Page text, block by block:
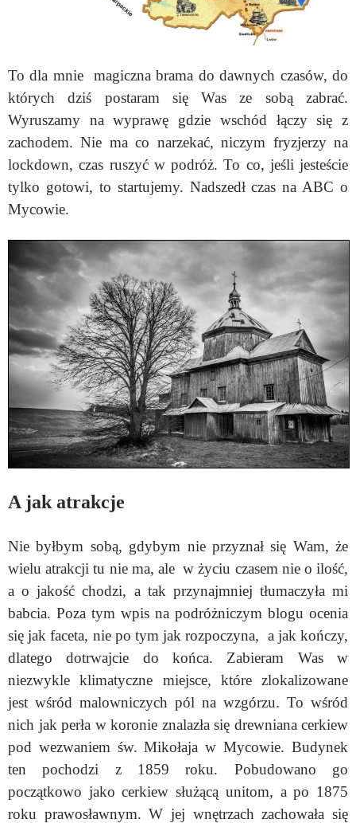
To dla mnie magiczna brama do dawnych czasów, do
których dziś postaram się Was ze sobą zabrać.
Wyruszamy na wyprawę gdzie wschód łączy się z
zachodem. Nie ma co narzekać, niczym fryzjerzy na
lockdown, czas ruszyć w podróż. To co, jeśli jesteście
tylko gotowi, to startujemy. Nadszedł czas na ABC o
Mycowie.
A jak atrakcje
Nie byłbym sobą, gdybym nie przyznał się Wam, że
wielu atrakcji tu nie ma, ale w życiu czasem nie o ilość,
a o jakość chodzi, a tak przynajmniej tłumaczyła mi
babcia. Poza tym wpis na podróżniczym blogu ocenia
się jak faceta, nie po tym jak rozpoczyna, a jak kończy,
dlatego dotrwajcie do końca. Zabieram Was w
niezwykle klimatyczne miejsce, które zlokalizowane
jest wśród malowniczych pól na wzgórzu. To wśród
nich jak perła w koronie znalazła się drewniana cerkiew
pod wezwaniem św. Mikołaja w Mycowie. Budynek
ten pochodzi z 1859 roku. Pobudowano go
początkowo jako cerkiew służącą unitom, a po 1875
roku prawosławnym. W jej wnętrzach zachowała się